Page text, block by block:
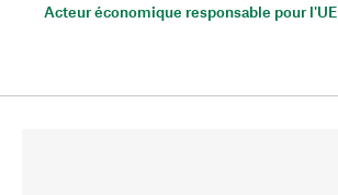
Acteur économique responsable pour l'UE